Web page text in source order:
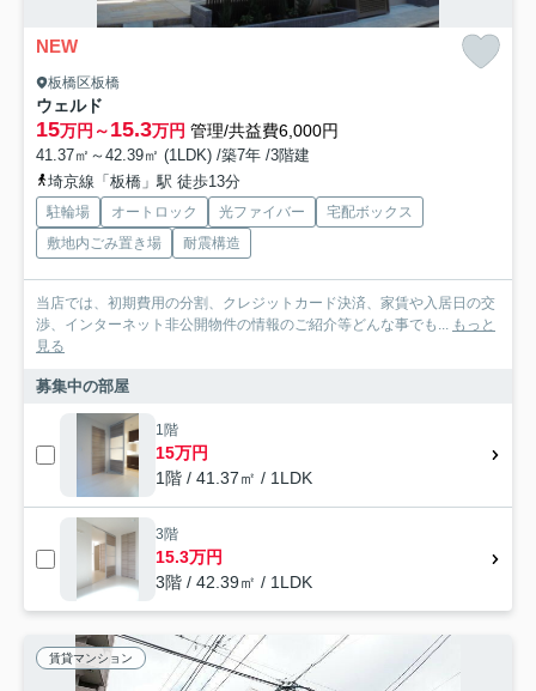
NEW
板橋区板橋
ウェルド
15万円～15.3万円 管理/共益費6,000円
41.37㎡～42.39㎡ (1LDK) /築7年 /3階建
埼京線「板橋」駅 徒歩13分
駐輪場 オートロック 光ファイバー
宅配ボックス
敷地内ごみ置き場
耐震構造
当店では、初期費用の分割、クレジットカード決済、家賃や入居日の交
渉、インターネット非公開物件の情報のご紹介等どんな事でも... もっと
見る
募集中の部屋
1階
15万円
1階 / 41.37㎡ / 1LDK
3階
15.3万円
3階 / 42.39㎡ / 1LDK
賃貸マンション